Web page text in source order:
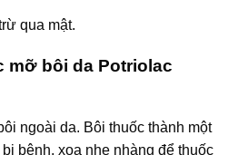
qua mật.
mỡ bôi da Potriolac
ngoài da. Bôi thuốc thành một
bệnh, xoa nhẹ nhàng để thuốc